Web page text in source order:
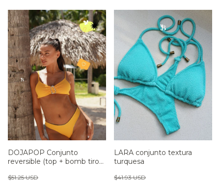
DOJAPOP Conjunto
reversible (top + bomb tiro
$51.25 USD
LARA conjunto textura
turquesa
$41.93 USD